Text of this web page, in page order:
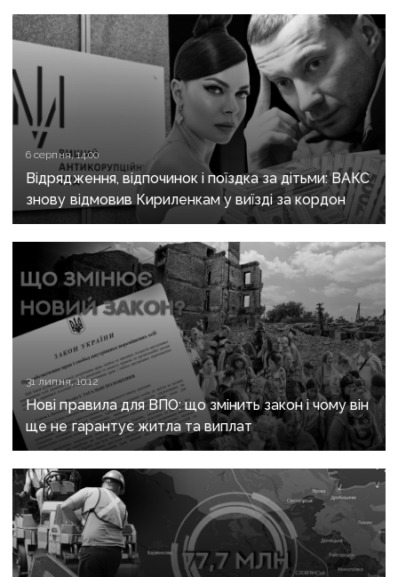
6 серпня, 14:00
Відрядження, відпочинок і поїздка за дітьми: ВАКС
знову відмовив Кириленкам у виїзді за кордон
31 липня, 10:12
Нові правила для ВПО: що змінить закон і чому він
ще не гарантує житла та виплат